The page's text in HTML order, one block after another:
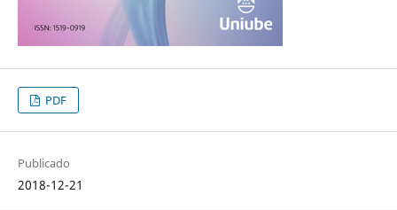
PDF
Publicado
2018-12-21